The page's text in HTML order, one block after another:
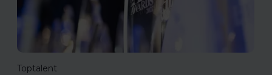
Toptalent